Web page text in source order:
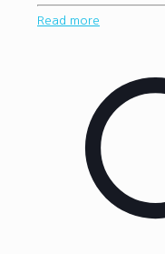
Read more